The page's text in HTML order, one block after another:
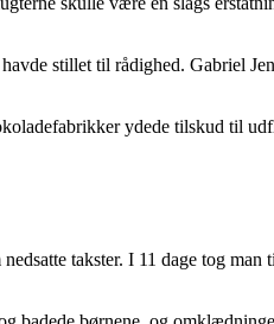
stillet til rådighed. Gabriel
ydede tilskud til
takster. I 11 dage tog